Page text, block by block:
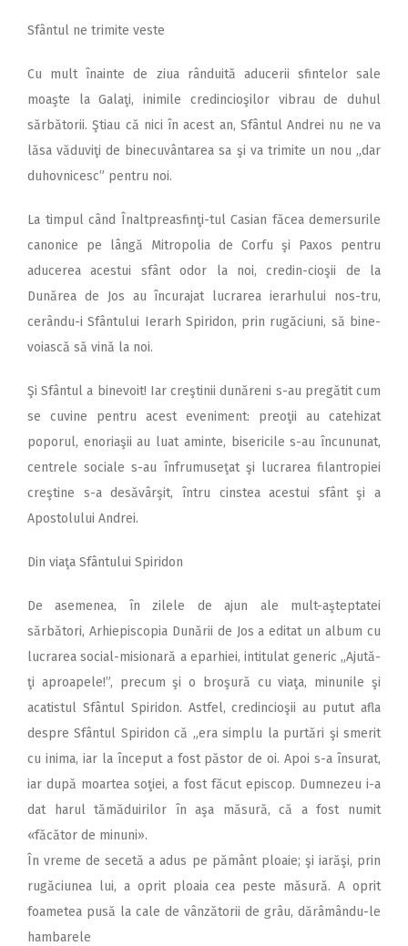
Sfântul ne trimite veste
Cu mult înainte de ziua rânduită aducerii sfintelor sale
moaşte la Galaţi, inimile credincioşilor vibrau de duhul
sărbătorii. Ştiau că nici în acest an, Sfântul Andrei nu ne va
lăsa văduviţi de binecuvântarea sa şi va trimite un nou „dar
duhovnicesc” pentru noi.
La timpul când Înaltpreasfinţi-tul Casian făcea demersurile
canonice pe lângă Mitropolia de Corfu şi Paxos pentru
aducerea acestui sfânt odor la noi, credin-cioşii de la
Dunărea de Jos au încurajat lucrarea ierarhului nos-tru,
cerându-i Sfântului Ierarh Spiridon, prin rugăciuni, să bine-
voiască să vină la noi.
Şi Sfântul a binevoit! Iar creştinii dunăreni s-au pregătit cum
se cuvine pentru acest eveniment: preoţii au catehizat
poporul, enoriaşii au luat aminte, bisericile s-au încununat,
centrele sociale s-au înfrumuseţat şi lucrarea filantropiei
creştine s-a desăvârşit, întru cinstea acestui sfânt şi a
Apostolului Andrei.
Din viaţa Sfântului Spiridon
De asemenea, în zilele de ajun ale mult-aşteptatei
sărbători, Arhiepiscopia Dunării de Jos a editat un album cu
lucrarea social-misionară a eparhiei, intitulat generic „Ajută-
ţi aproapele!”, precum şi o broşură cu viaţa, minunile şi
acatistul Sfântul Spiridon. Astfel, credincioşii au putut afla
despre Sfântul Spiridon că „era simplu la purtări şi smerit
cu inima, iar la început a fost păstor de oi. Apoi s-a însurat,
iar după moartea soţiei, a fost făcut episcop. Dumnezeu i-a
dat harul tămăduirilor în aşa măsură, că a fost numit
«făcător de minuni».
În vreme de secetă a adus pe pământ ploaie; şi iarăşi, prin
rugăciunea lui, a oprit ploaia cea peste măsură. A oprit
foametea pusă la cale de vânzătorii de grâu, dărâmându-le
hambarele